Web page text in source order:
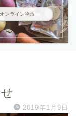
オンライン物販
2019年1月9日